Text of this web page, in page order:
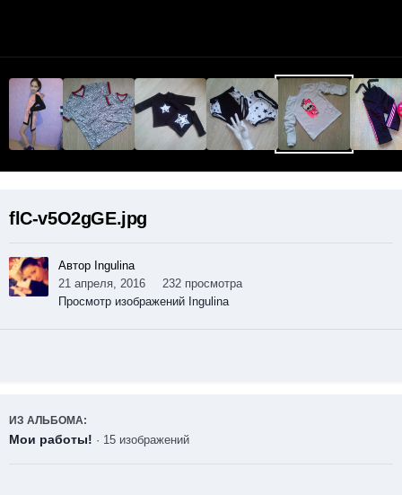
flC-v5O2gGE.jpg
Автор Ingulina
21 апреля, 2016
232 просмотра
Просмотр изображений Ingulina
ИЗ АЛЬБОМА:
Мои работы! · 15 изображений